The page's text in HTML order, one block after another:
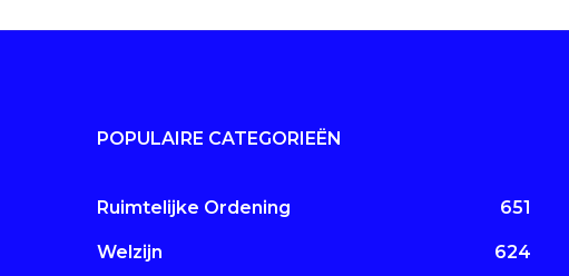
POPULAIRE CATEGORIEËN
Ruimtelijke Ordening 651
Welzijn 624